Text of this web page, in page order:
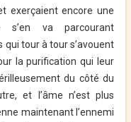
exerçaient encore une
s’en va parcourant
tour à tour s’avouent
la purification qui leur
du côté du
et l’âme n’est plus
maintenant l’ennemi